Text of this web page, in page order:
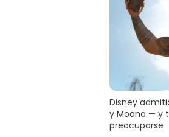
Disney
y Moana — y
preocuparse